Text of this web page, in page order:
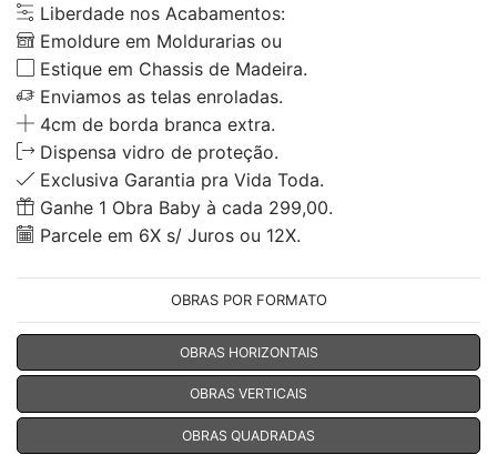
Liberdade nos Acabamentos:
Emoldure em Moldurarias ou
Estique em Chassis de Madeira.
Enviamos as telas enroladas.
4cm de borda branca extra.
Dispensa vidro de proteção.
Exclusiva Garantia pra Vida Toda.
Ganhe 1 Obra Baby à cada 299,00.
Parcele em 6X s/ Juros ou 12X.
OBRAS POR FORMATO
OBRAS HORIZONTAIS
OBRAS VERTICAIS
OBRAS QUADRADAS